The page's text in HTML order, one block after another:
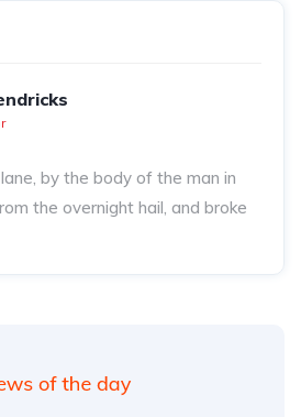
by the body of the man in
the overnight hail, and broke